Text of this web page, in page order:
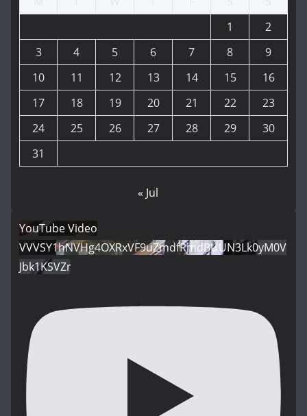
1
2
3
4 5 6 7 8
9
10
11 12 13 14 15
16
17
18 19 20 21 22
23
24
25 26 27 28 29
30
31
« Jul
YouTube Video
VVVSY1hNVHg4OXRxVF9uZmdfRmdBUUN3Lk0yM0V
Jbk1KSVZr